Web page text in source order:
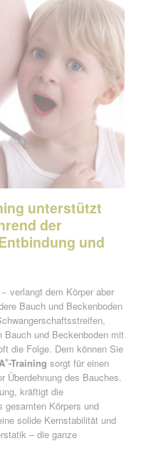
unterstützt
der
und
verlangt dem Körper aber
Bauch und Beckenboden
Bauch und Beckenboden mit
die Folge. Dem können Sie
®-Training sorgt für einen
Überdehnung des Bauches.
kräftigt die
gesamten Körpers und
solide Kernstabilität und
– die ganze